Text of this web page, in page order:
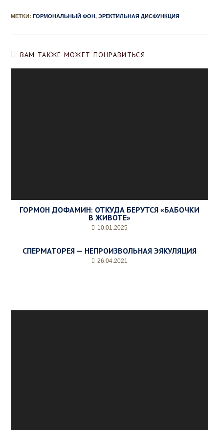
МЕТКИ : ГОРМОНАЛЬНЫЙ ФОН, ЭРЕКТИЛЬНАЯ ДИСФУНКЦИЯ
ВАМ ТАКЖЕ МОЖЕТ ПОНРАВИТЬСЯ
ГОРМОН ДОФАМИН: ОТКУДА БЕРУТСЯ «БАБОЧКИ
В ЖИВОТЕ»
10.01.2025
СПЕРМАТОРЕЯ — НЕПРОИЗВОЛЬНАЯ ЭЯКУЛЯЦИЯ
26.04.2021